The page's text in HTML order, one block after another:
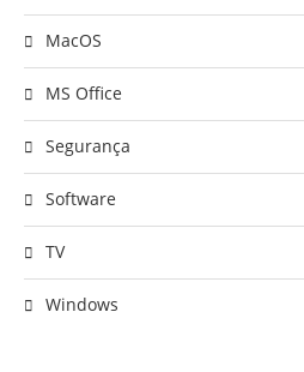
MacOS
MS Office
Segurança
Software
TV
Windows